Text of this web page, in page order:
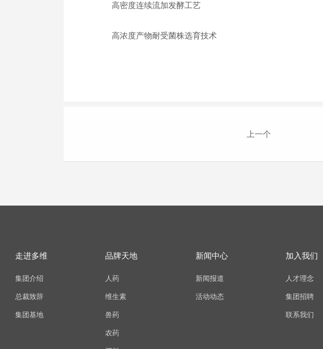
高密度连续流加发酵工艺
高浓度产物耐受菌株选育技术
上一个
走进多维
集团介绍
总裁致辞
集团基地
品牌天地
人药
维生素
兽药
农药
新闻中心
新闻报道
活动动态
加入我们
人才理念
集团招聘
联系我们